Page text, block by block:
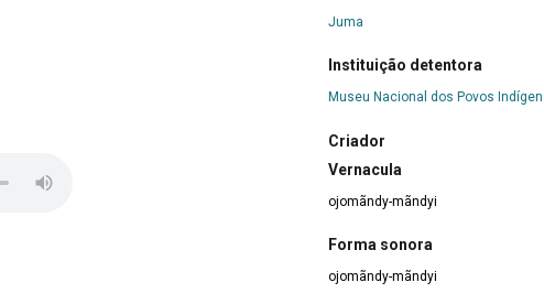
Juma
Instituição detentora
Museu Nacional dos Povos
Criador
Vernacula
ojomãndy-mãndyi
Forma sonora
ojomãndy-mãndyi